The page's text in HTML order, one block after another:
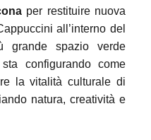
per restituire nuova
all’interno del
grande spazio verde
configurando come
la vitalità culturale di
natura, creatività e